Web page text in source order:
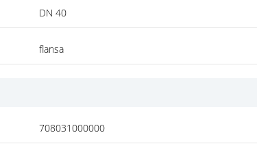
DN 40
flansa
708031000000